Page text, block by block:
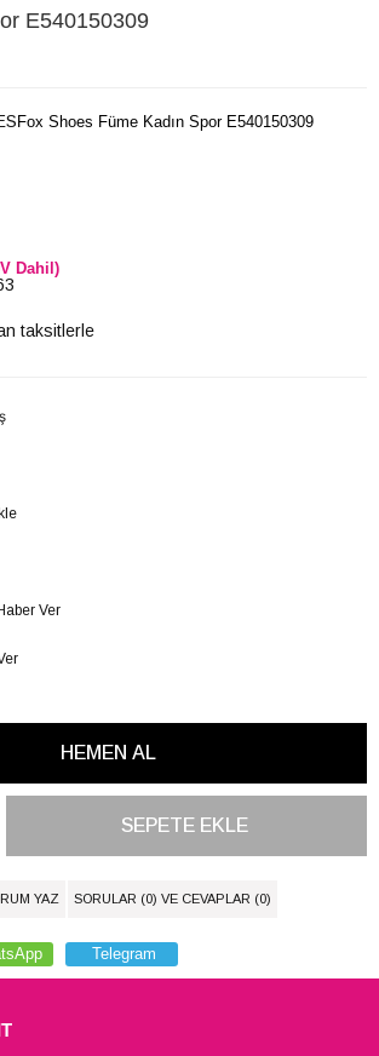
E540150309
Dahil)
taksitlerle
Fox Shoes Füme Kadın Spor E540150309
Ver
YAZ SORULAR (0) VE CEVAPLAR (0)
Telegram